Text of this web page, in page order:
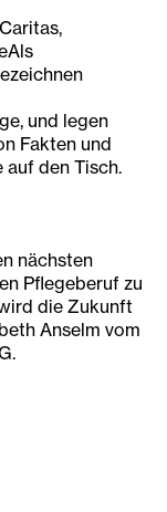
und legen
Fakten und
auf den Tisch.
nächsten
Pflege­beruf zu
die Zukunft
Anselm vom